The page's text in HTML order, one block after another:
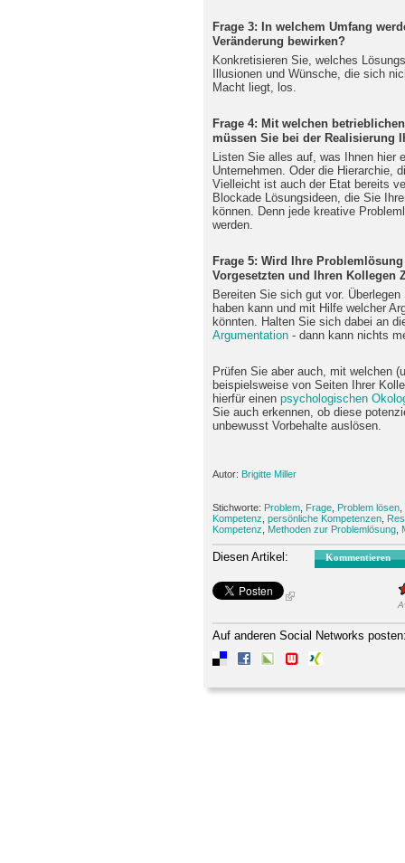
Frage 3: In welchem Umfang
Veränderung bewirken?
Konkretisieren Sie, welches
Illusionen und Wünsche, die sich
Macht liegt, los.
Frage 4: Mit welchen
müssen Sie bei der Realisierung
Listen Sie alles auf, was Ihnen hier
Unternehmen. Oder die Hierarchie,
Vielleicht ist auch der Etat bereits
Blockade Lösungsideen, die Sie
können. Denn jede kreative
werden.
Frage 5: Wird Ihre
Vorgesetzten und Ihren Kollegen
Bereiten Sie sich gut vor.
haben kann und mit Hilfe welcher
könnten. Halten Sie sich dabei an
Argumentation - dann kann nichts
Prüfen Sie aber auch, mit welchen
beispielsweise von Seiten Ihrer
hierfür einen psychologischen
Sie auch erkennen, ob diese
unbewusst Vorbehalte auslösen.
Autor: Brigitte Miller
Stichworte: Problem Frage Problem lösen
Kompetenz persönliche Kompetenzen
Kompetenz
Methoden zur Problemlösung
Diesen Artikel: Kommentieren
Auf anderen Social Networks